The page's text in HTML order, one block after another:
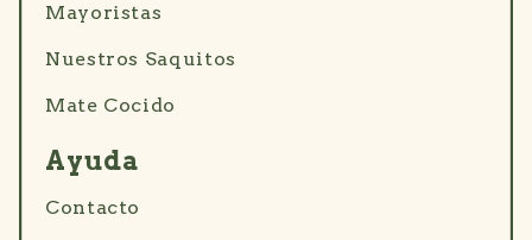
Mayoristas
Nuestros Saquitos
Mate Cocido
Ayuda
Contacto